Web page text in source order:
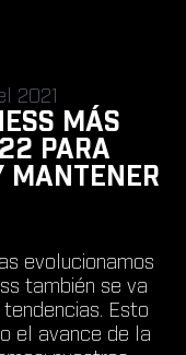
2021
MÁS
PARA
MANTENER
evolucionamos
también se va
Esto
el avance de la